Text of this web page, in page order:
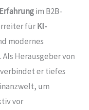
im B2B-
fürKI-
modernes
Herausgeber von
verbindet er tiefes
um
vor